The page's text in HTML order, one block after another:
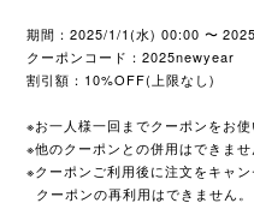
期間：2025/1/1(水) 00:00 〜
クーポンコード：2025newyear
割引額：10%OFF(上限なし)
※お一人様一回までクーポンをお使
※他のクーポンとの併用はできませ
※クーポンご利用後に注文をキャン
クーポンの再利用はできません。